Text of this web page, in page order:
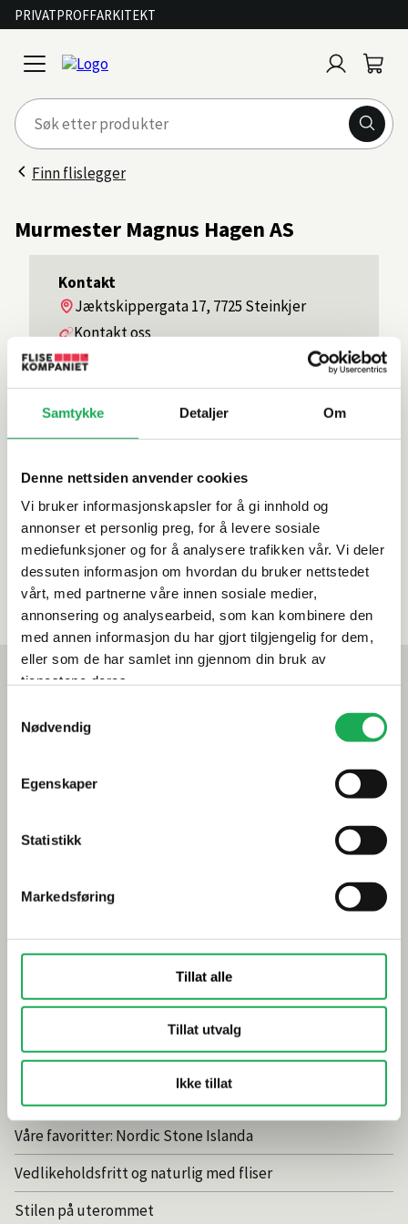
Samtykke Detaljer Om
Denne nettsiden anvender cookies
Vi bruker informasjonskapsler for å gi innhold og
annonser et personlig preg, for å levere sosiale
mediefunksjoner og for å analysere trafikken vår. Vi deler
dessuten informasjon om hvordan du bruker nettstedet
vårt, med partnerne våre innen sosiale medier,
annonsering og analysearbeid, som kan kombinere den
med annen informasjon du har gjort tilgjengelig for dem,
eller som de har samlet inn gjennom din bruk av
tjenestene deres.
Nødvendig
Egenskaper
Statistikk
Markedsføring
Tillat alle
Tillat utvalg
Ikke tillat
PRIVATPROFFARKITEKT
open
menu
inn
Finn flislegger
Murmester Magnus Hagen AS
Kontakt
Adresse
Jæktskippergata 17, 7725 Steinkjer
Kontakt oss
Sentral
Godkjenning
Mest lest akkurat nå
Tips og råd
Visste du at du kan legge flis på flis
Fugemasse i farger
Smarte tips for riktig valg av dusj
Baderomstrender 2025
Drømmeatrium med flisheller
Våre favoritter: Nordic Stone Islanda
Vedlikeholdsfritt og naturlig med fliser
Stilen på uterommet